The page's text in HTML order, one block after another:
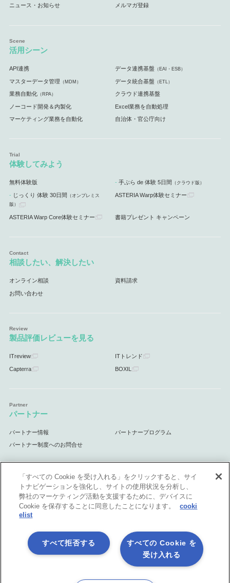
ニュース・お知らせ メルマガ登録
活用シーン
API連携 データ連携基盤 （EAI・ESB）
マスターデータ管理 （MDM） データ統合基盤 （ETL）
業務自動化（RPA） クラウド連携基盤
ノーコード開発＆内製化 Excel業務を自動処理
マーケティング業務を自動化 自治体・官公庁向け
体験してみよう
無料体験版 手ぶら de 体験 5日間 （クラウド版）
じっくり 体験 30日間 （オンプレミス
版）
ASTERIA Warp体験セミナー
ASTERIA Warp Core体験セミナー 書籍プレゼント キャンペーン
相談したい、解決したい
オンライン相談 資料請求
お問い合わせ
製品評価レビューを見る
ITreview ITトレンド
Capterra BOXIL
パートナー
パートナー情報 パートナープログラム
パートナー制度へのお問合せ
サポート
サポート情報
各社商標について
会社情報
「すべての Cookie を受け入れる」をクリックすると、サイ
トナビゲーションを強化し、サイトの使用状況を分析し、
弊社のマーケティング活動を支援するために、デバイスに
Cookie を保存することに同意したことになります。
cooki
elist
すべての Cookie を
受け入れる
すべて拒否する